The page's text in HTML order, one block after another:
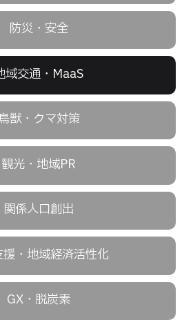
防災・安全
域交通・MaaS
獣・クマ対策
観光・地域PR
関係人口創出
援・地域経済活性化
GX・脱炭素